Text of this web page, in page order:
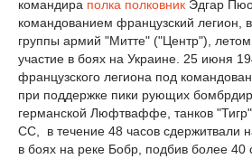
командира полка полковник Эдгар
командованием французский легион,
группы армий "Митте" ("Центр"),
участие в боях на Украине. 25 июня
французского легиона под
при поддержке пики рующих
германской Люфтваффе, танков
СС, в течение 48 часов сдержитвали
в боях на реке Бобр, подбив более 40